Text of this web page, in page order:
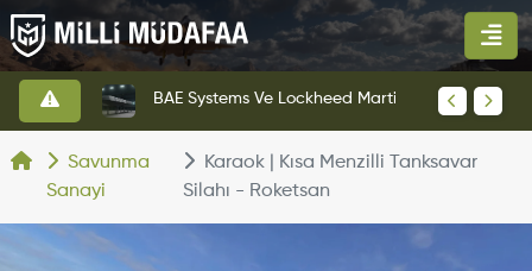
Savunma
Sanayi
Karaok | Kısa Menzilli Tanksavar
Silahı - Roketsan